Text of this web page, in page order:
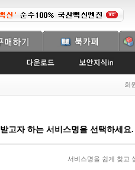
회
고자 하는 서비스명을 선택하세요.
서비스명을 쉽게 찾고